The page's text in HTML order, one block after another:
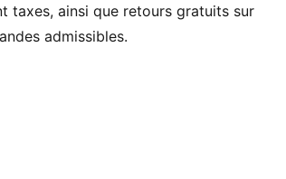
de la jungle mettant en scène les
vos enfants.
taxes, ainsi que retours gratuits sur
admissibles.